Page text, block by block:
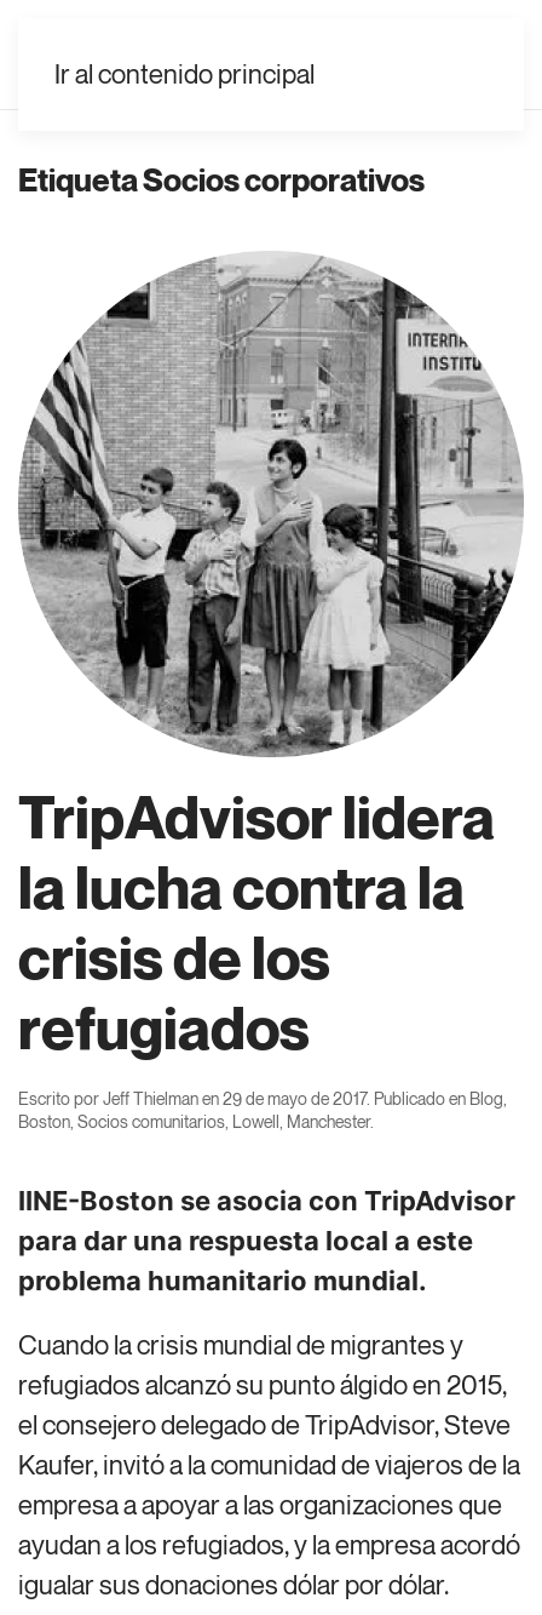
Ir al contenido principal
EtiquetaSocios corporativos
TripAdvisor lidera
la lucha contra la
crisis de los
refugiados
Escrito porJeff Thielmanen29 de mayo de 2017. Publicado en Blog
Boston Socios comunitarios Lowell Manchester.
IINE-Boston se asocia con TripAdvisor
para dar una respuesta local a este
problema humanitario mundial.
Cuando la crisis mundial de migrantes y
refugiados alcanzó su punto álgido en 2015,
el consejero delegado de TripAdvisor, Steve
Kaufer, invitó a la comunidad de viajeros de la
empresa a apoyar a las organizaciones que
ayudan a los refugiados, y la empresa acordó
igualar sus donaciones dólar por dólar.